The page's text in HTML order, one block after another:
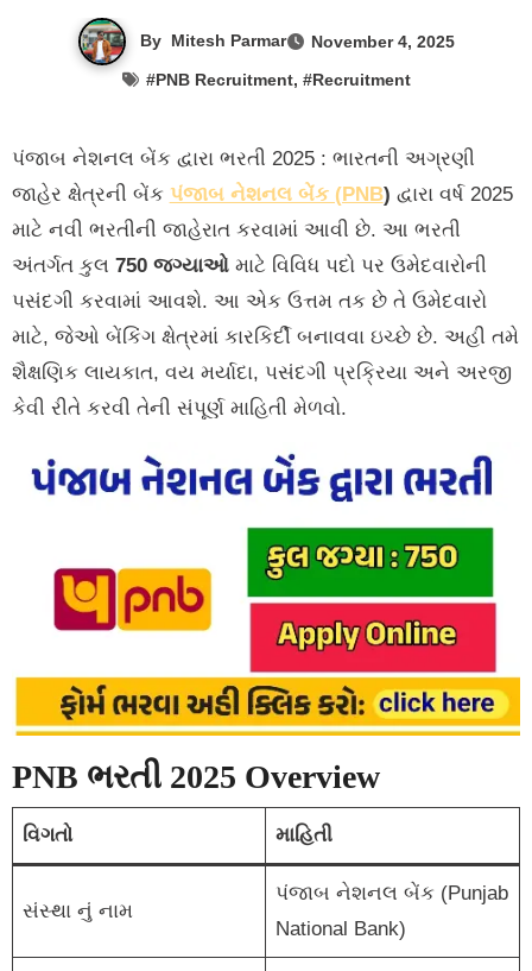
By Mitesh Parmar
November 4, 2025
#PNB Recruitment, #Recruitment
પંજાબ નેશનલ બેંક દ્વારા ભરતી 2025 : ભારતની અગ્રણી
જાહેર ક્ષેત્રની બેંક પંજાબ નેશનલ બેંક (PNB) દ્વારા વર્ષ 2025
માટે નવી ભરતીની જાહેરાત કરવામાં આવી છે. આ ભરતી
અંતર્ગત કુલ 750 જગ્યાઓમાટે વિવિધ પદો પર ઉમેદવારોની
પસંદગી કરવામાં આવશે. આ એક ઉત્તમ તક છે તે ઉમેદવારો
માટે, જેઓ બેંકિંગ ક્ષેત્રમાં કારકિર્દી બનાવવા ઇચ્છે છે. અહી તમે
શૈક્ષણિક લાયકાત, વય મર્યાદા, પસંદગી પ્રક્રિયા અને અરજી
કેવી રીતે કરવી તેની સંપૂર્ણ માહિતી મેળવો.
PNB ભરતી 2025 Overview
વિગતો માહિતી
સંસ્થા નું નામ
પંજાબ નેશનલ બેંક (Punjab
National Bank)